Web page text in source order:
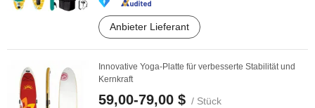
Anbieter Lieferant
Innovative Yoga-Platte für verbesserte Stabilität und
Kernkraft
59,00-79,00 $ / Stück